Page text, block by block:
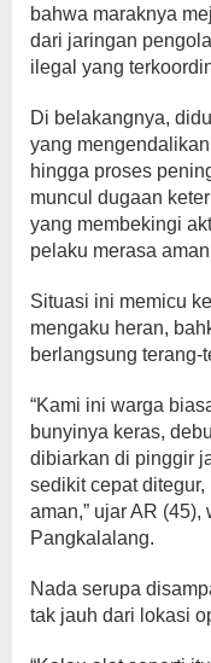
bahwa maraknya
dari jaringan
ilegal yang
Di belakangnya,
yang
hingga proses
muncul dugaan
yang membekingi
pelaku merasa
Situasi ini memicu
mengaku heran,
berlangsung terang-
“Kami ini warga
bunyinya keras,
dibiarkan di pinggir
sedikit cepat
aman,” ujar AR
Pangkalalang.
Nada serupa
tak jauh dari lokasi